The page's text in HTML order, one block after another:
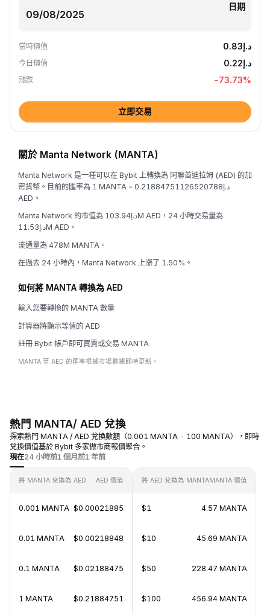
日期
當時價值 د.إ0.83
今日價值 د.إ0.22
漲跌 -73.73%
立即交易
關於 Manta Network (MANTA)
Manta Network 是一種可以在 Bybit 上轉換為 阿聯酋迪拉姆 (AED) 的加
密貨幣。目前的匯率為 1 MANTA = د.إ0.21884751126520788
AED。
Manta Network 的市值為 د.إ103.94M AED，24 小時交易量為
د.إ11.53M AED。
流通量為 478M MANTA。
在過去 24 小時內，Manta Network 上漲了 1.50%。
如何將 MANTA 轉換為 AED
輸入您要轉換的 MANTA 數量
計算器將顯示等值的 AED
註冊 Bybit 帳戶即可買賣或交易 MANTA
MANTA 至 AED 的匯率根據市場數據即時更新。
熱門 MANTA/ AED 兌換
探索熱門 MANTA / AED 兌換數額（0.001 MANTA - 100 MANTA），即時
兌換價值基於 Bybit 多家做市商報價聚合。
現在24 小時前1 個月前1 年前
將 MANTA 兌換為 AED AED 價值
0.001 MANTA $0.00021885
0.01 MANTA $0.00218848
0.1 MANTA $0.02188475
1 MANTA $0.21884751
將 AED 兌換為 MANTAMANTA 價值
$1 4.57 MANTA
$10 45.69 MANTA
$50 228.47 MANTA
$100 456.94 MANTA